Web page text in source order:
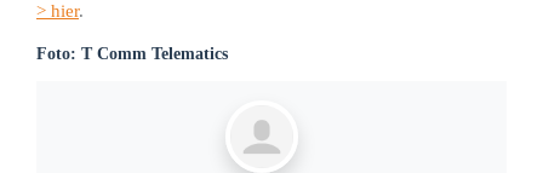
> hier.
Foto: T Comm Telematics